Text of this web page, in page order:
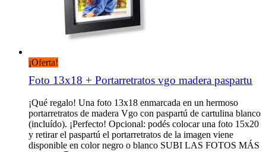
¡Oferta!
Foto 13x18 + Portarretratos vgo madera paspartu
¡Qué regalo! Una foto 13x18 enmarcada en un hermoso
portarretratos de madera Vgo con paspartú de cartulina blanco
(incluído). ¡Perfecto! Opcional: podés colocar una foto 15x20
y retirar el paspartú el portarretratos de la imagen viene
disponible en color negro o blanco SUBI LAS FOTOS MÁS